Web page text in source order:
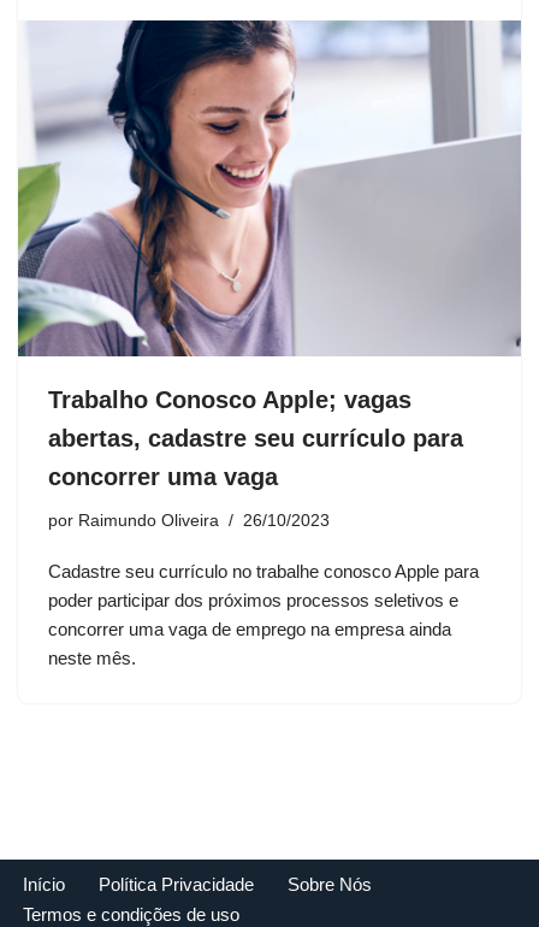
Trabalho Conosco Apple; vagas
abertas, cadastre seu currículo para
concorrer uma vaga
por Raimundo Oliveira 26/10/2023
Cadastre seu currículo no trabalhe conosco Apple para
poder participar dos próximos processos seletivos e
concorrer uma vaga de emprego na empresa ainda
neste mês.
Início Política Privacidade
Sobre Nós
Termos e condições de uso